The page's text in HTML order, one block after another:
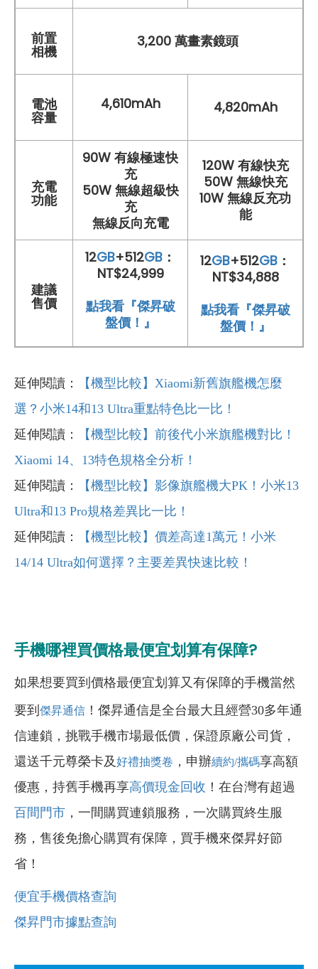
前置
相機
3,200 萬畫素鏡頭
電池
容量
4,610mAh 4,820mAh
充電
功能
90W 有線極速快
充
50W 無線超級快
充
無線反向充電
120W 有線快充
50W 無線快充
10W 無線反充功
能
建議
售價
12GB+512GB ：
NT$24,999
點我看『傑昇破
盤價！』
12GB+512GB ：
NT$34,888
點我看『傑昇破
盤價！』
延伸閱讀：
【機型比較】Xiaomi新舊旗艦機怎麼
選？小米14和13 Ultra重點特色比一比！
延伸閱讀：
【機型比較】前後代小米旗艦機對比！
Xiaomi 14、13特色規格全分析！
延伸閱讀：
【機型比較】影像旗艦機大PK！小米13
Ultra和13 Pro規格差異比一比！
延伸閱讀：
【機型比較】價差高達1萬元！小米
14/14 Ultra如何選擇？主要差異快速比較！
手機哪裡買價格最便宜划算有保障?
如果想要買到價格最便宜划算又有保障的手機當然
要到 傑昇通信 ！傑昇通信是全台最大且經營30多年通
信連鎖，挑戰手機市場最低價，保證原廠公司貨，
還送千元尊榮卡及好禮抽獎卷 ，申辦續約/攜碼享高額
優惠，持舊手機再享高價現金回收 ！在台灣有超過
百間門市 ，一間購買連鎖服務，一次購買終生服
務，售後免擔心購買有保障，買手機來傑昇好節
省！
便宜手機價格查詢
傑昇門市據點查詢